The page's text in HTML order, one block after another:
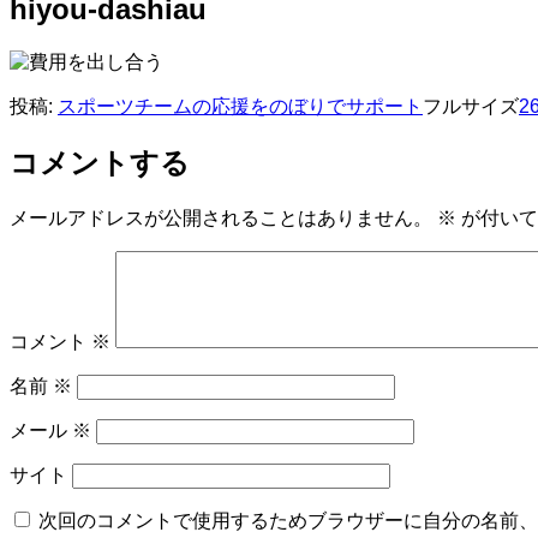
hiyou-dashiau
投稿: スポーツチームの応援をのぼりでサポート フルサイズ
コメントする
メールアドレスが公開されることはありません。 ※ が付い
コメント ※
名前 ※
メール ※
サイト
次回のコメントで使用するためブラウザーに自分の名前